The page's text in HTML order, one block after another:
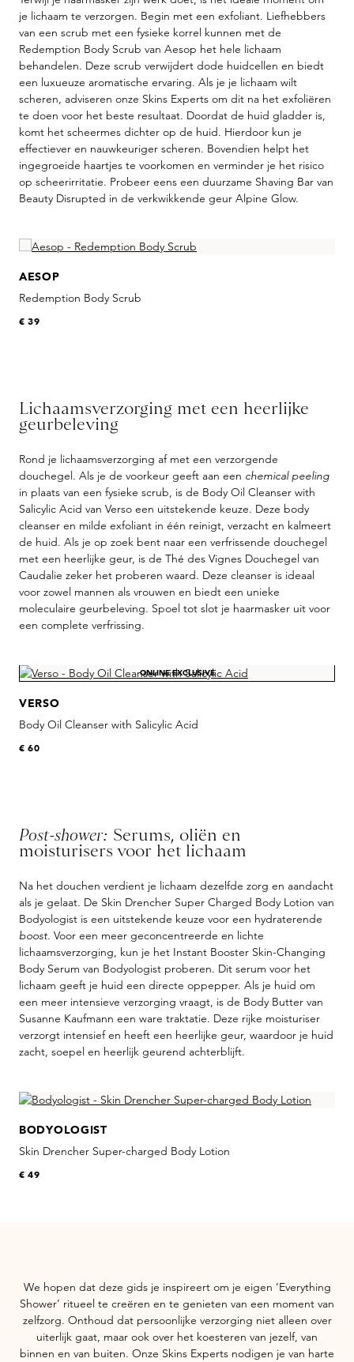
je lichaam te verzorgen. Begin met een exfoliant. Liefhebbers
van een scrub met een fysieke korrel kunnen met de
Redemption Body Scrub van Aesop het hele lichaam
behandelen. Deze scrub verwijdert dode huidcellen en biedt
een luxueuze aromatische ervaring. Als je je lichaam wilt
scheren, adviseren onze Skins Experts om dit na het exfoliëren
te doen voor het beste resultaat. Doordat de huid gladder is,
komt het scheermes dichter op de huid. Hierdoor kun je
effectiever en nauwkeuriger scheren. Bovendien helpt het
ingegroeide haartjes te voorkomen en verminder je het risico
op scheerirritatie. Probeer eens een duurzame Shaving Bar van
Beauty Disrupted in de verkwikkende geur Alpine Glow.
Skip product gallery
AESOP
Redemption Body Scrub
€ 39
Lichaamsverzorging met een heerlijke
geurbeleving
Rond je lichaamsverzorging af met een verzorgende
douchegel. Als je de voorkeur geeft aan een chemical peeling
in plaats van een fysieke scrub, is de Body Oil Cleanser with
Salicylic Acid van Verso een uitstekende keuze. Deze body
cleanser en milde exfoliant in één reinigt, verzacht en kalmeert
de huid. Als je op zoek bent naar een verfrissende douchegel
met een heerlijke geur, is de Thé des Vignes Douchegel van
Caudalie zeker het proberen waard. Deze cleanser is ideaal
voor zowel mannen als vrouwen en biedt een unieke
moleculaire geurbeleving. Spoel tot slot je haarmasker uit voor
een complete verfrissing.
Skip product gallery ONLINE EXCLUSIVE
VERSO
Body Oil Cleanser with Salicylic Acid
€ 60
Post-shower: Serums, oliën en
moisturisers voor het lichaam
Na het douchen verdient je lichaam dezelfde zorg en aandacht
als je gelaat. De Skin Drencher Super Charged Body Lotion van
Bodyologist is een uitstekende keuze voor een hydraterende
boost. Voor een meer geconcentreerde en lichte
lichaamsverzorging, kun je het Instant Booster Skin-Changing
Body Serum van Bodyologist proberen. Dit serum voor het
lichaam geeft je huid een directe oppepper. Als je huid om
een meer intensieve verzorging vraagt, is de Body Butter van
Susanne Kaufmann een ware traktatie. Deze rijke moisturiser
verzorgt intensief en heeft een heerlijke geur, waardoor je huid
zacht, soepel en heerlijk geurend achterblijft.
Skip product gallery
BODYOLOGIST
Skin Drencher Super-charged Body Lotion
€ 49
We hopen dat deze gids je inspireert om je eigen ‘Everything
Shower’ ritueel te creëren en te genieten van een moment van
zelfzorg. Onthoud dat persoonlijke verzorging niet alleen over
uiterlijk gaat, maar ook over het koesteren van jezelf, van
binnen en van buiten. Onze Skins Experts nodigen je van harte